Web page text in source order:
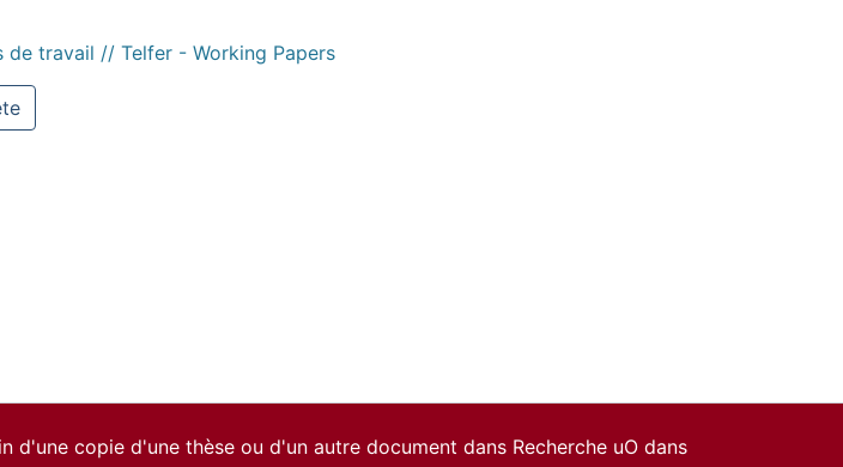
de travail // Telfer - Working Papers
d'une copie d'une thèse ou d'un autre document dans Recherche uO dans